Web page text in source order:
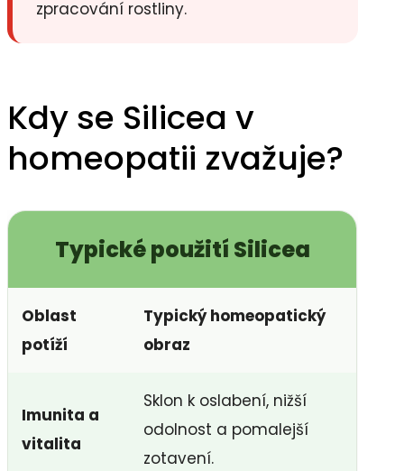
zpracování rostliny.
Kdy se Silicea v
homeopatii zvažuje?
Typické použití Silicea
Oblast
potíží
Typický homeopatický
obraz
Imunita a
vitalita
Sklon k oslabení, nižší
odolnost a pomalejší
zotavení.